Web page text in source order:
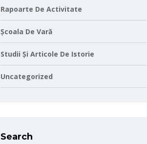
Rapoarte De Activitate
Școala De Vară
Studii Și Articole De Istorie
Uncategorized
Search